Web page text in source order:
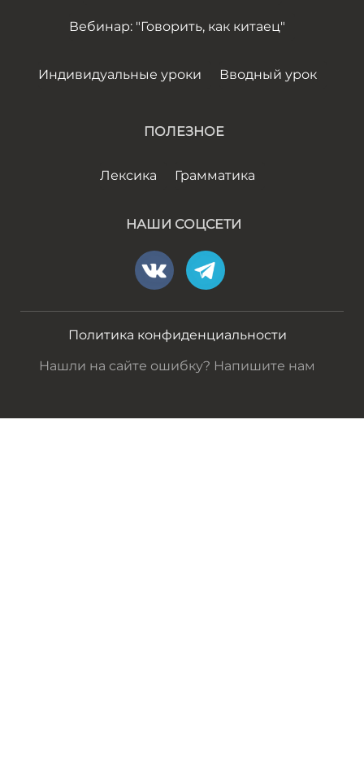
Вебинар: "Говорить, как китаец"
Индивидуальные уроки Вводный урок
ПОЛЕЗНОЕ
Лексика Грамматика
НАШИ СОЦСЕТИ
Политика конфиденциальности
Нашли на сайте ошибку? Напишите нам